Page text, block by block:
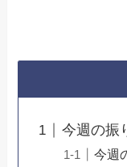
今週の振
今週